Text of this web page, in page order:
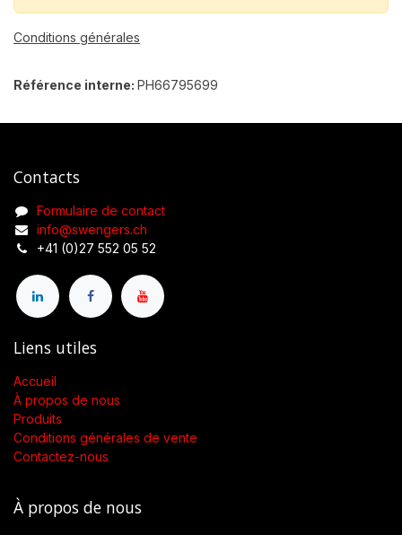
Conditions générales
Référence interne: PH66795699
Contacts
Formulaire de contact
info@swengers.ch
+41 (0)27 552 05 52
Liens utiles
Accueil
À propos de nous
Produits
Conditions générales de vente
Contactez-nous
À propos de nous